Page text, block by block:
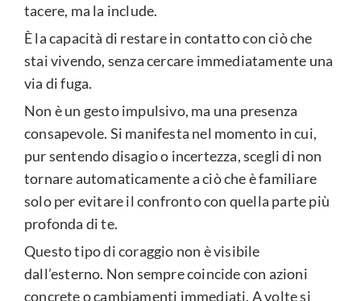
tacere, ma la include.
È la capacità di restare in contatto con ciò che
stai vivendo, senza cercare immediatamente una
via di fuga.
Non è un gesto impulsivo, ma una presenza
consapevole. Si manifesta nel momento in cui,
pur sentendo disagio o incertezza, scegli di non
tornare automaticamente a ciò che è familiare
solo per evitare il confronto con quella parte più
profonda di te.
Questo tipo di coraggio non è visibile
dall’esterno. Non sempre coincide con azioni
concrete o cambiamenti immediati. A volte si